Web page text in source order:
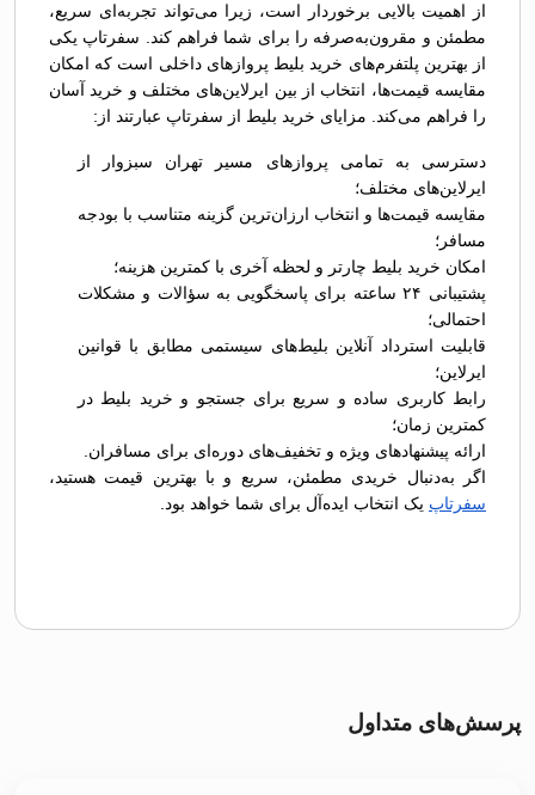
از اهمیت بالایی برخوردار است، زیرا می‌تواند تجربه‌ای سریع،
مطمئن و مقرون‌به‌صرفه را برای شما فراهم کند. سفرتاپ یکی
از بهترین پلتفرم‌های خرید بلیط پروازهای داخلی است که امکان
مقایسه قیمت‌ها، انتخاب از بین ایرلاین‌های مختلف و خرید آسان
را فراهم می‌کند. مزایای خرید بلیط از سفرتاپ عبارتند از:
دسترسی به تمامی پروازهای مسیر تهران سبزوار از
ایرلاین‌های مختلف؛
مقایسه قیمت‌ها و انتخاب ارزان‌ترین گزینه متناسب با بودجه
مسافر؛
امکان خرید بلیط چارتر و لحظه آخری با کمترین هزینه؛
پشتیبانی ۲۴ ساعته برای پاسخگویی به سؤالات و مشکلات
احتمالی؛
قابلیت استرداد آنلاین بلیط‌های سیستمی مطابق با قوانین
ایرلاین؛
رابط کاربری ساده و سریع برای جستجو و خرید بلیط در
کمترین زمان؛
ارائه پیشنهادهای ویژه و تخفیف‌های دوره‌ای برای مسافران.
اگر به‌دنبال خریدی مطمئن، سریع و با بهترین قیمت هستید،
سفرتاپ یک انتخاب ایده‌آل برای شما خواهد بود.
پرسش‌های متداول